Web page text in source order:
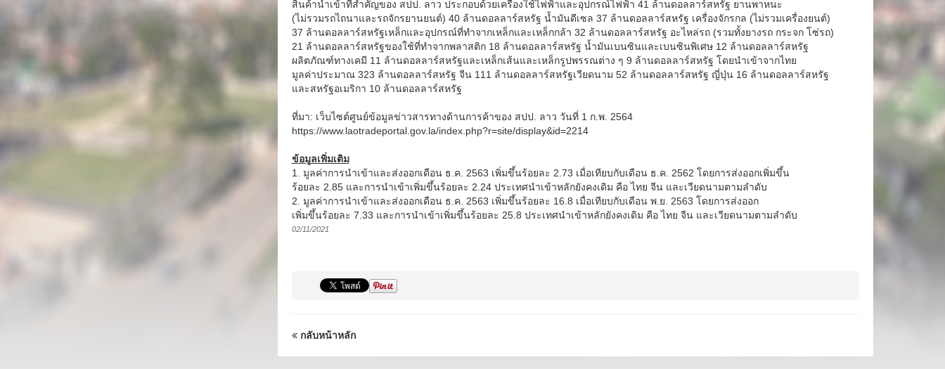
สินค้านำเข้าที่สำคัญของ สปป. ลาว ประกอบด้วยเครื่องใช้ไฟฟ้าและอุปกรณ์ไฟฟ้า 41 ล้านดอลลาร์สหรัฐ ยานพาหนะ
(ไม่รวมรถไถนาและรถจักรยานยนต์) 40 ล้านดอลลาร์สหรัฐ น้ำมันดีเซล 37 ล้านดอลลาร์สหรัฐ เครื่องจักรกล (ไม่รวมเครื่องยนต์)
37 ล้านดอลลาร์สหรัฐเหล็กและอุปกรณ์ที่ทำจากเหล็กและเหล็กกล้า 32 ล้านดอลลาร์สหรัฐ อะไหล่รถ (รวมทั้งยางรถ กระจก โซ่รถ)
21 ล้านดอลลาร์สหรัฐของใช้ที่ทำจากพลาสติก 18 ล้านดอลลาร์สหรัฐ น้ำมันเบนซินและเบนซินพิเศษ 12 ล้านดอลลาร์สหรัฐ
ผลิตภัณฑ์ทางเคมี 11 ล้านดอลลาร์สหรัฐและเหล็กเส้นและเหล็กรูปพรรณต่าง ๆ 9 ล้านดอลลาร์สหรัฐ โดยนำเข้าจากไทย
มูลค่าประมาณ 323 ล้านดอลลาร์สหรัฐ จีน 111 ล้านดอลลาร์สหรัฐเวียดนาม 52 ล้านดอลลาร์สหรัฐ ญี่ปุ่น 16 ล้านดอลลาร์สหรัฐ
และสหรัฐอเมริกา 10 ล้านดอลลาร์สหรัฐ
ที่มา: เว็บไซต์ศูนย์ข้อมูลข่าวสารทางด้านการค้าของ สปป. ลาว วันที่ 1 ก.พ. 2564
https://www.laotradeportal.gov.la/index.php?r=site/display&id=2214
ข้อมูลเพิ่มเติม
1. มูลค่าการนำเข้าและส่งออกเดือน ธ.ค. 2563 เพิ่มขึ้นร้อยละ 2.73 เมื่อเทียบกับเดือน ธ.ค. 2562 โดยการส่งออกเพิ่มขึ้น
ร้อยละ 2.85 และการนำเข้าเพิ่มขึ้นร้อยละ 2.24 ประเทศนำเข้าหลักยังคงเดิม คือ ไทย จีน และเวียดนามตามลำดับ
2. มูลค่าการนำเข้าและส่งออกเดือน ธ.ค. 2563 เพิ่มขึ้นร้อยละ 16.8 เมื่อเทียบกับเดือน พ.ย. 2563 โดยการส่งออก
เพิ่มขึ้นร้อยละ 7.33 และการนำเข้าเพิ่มขึ้นร้อยละ 25.8 ประเทศนำเข้าหลักยังคงเดิม คือ ไทย จีน และเวียดนามตามลำดับ
02/11/2021
กลับหน้าหลัก